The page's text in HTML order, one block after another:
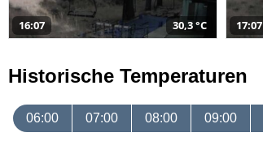
16:07 30,3 °C 17:07
Historische Temperaturen
06:00 07:00 08:00 09:00